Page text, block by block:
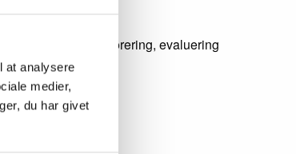
at analysere
medier,
du har givet
henblik på monitorering, evaluering